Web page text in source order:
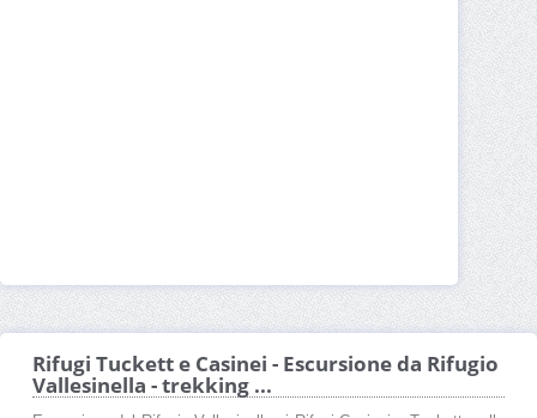
Rifugi Tuckett e Casinei - Escursione da Rifugio
Vallesinella - trekking ...